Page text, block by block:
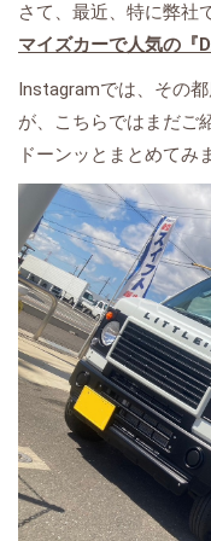
さて、最近、特に弊社
マイズカーで人気の『
Instagramでは、その
が、こちらではまだご
ドーンッとまとめてみ